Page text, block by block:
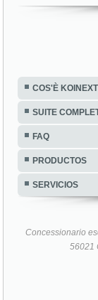
COS'È
SUITE
FAQ
PRODUCTOS
SERVICIOS
Concessionario
56021